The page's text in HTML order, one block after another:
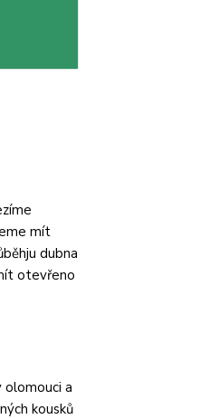
mít
dubna
otevřeno
olomouci a
kousků